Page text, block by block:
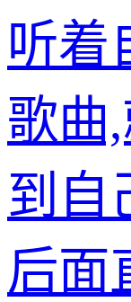
听着
歌曲
到自
后面